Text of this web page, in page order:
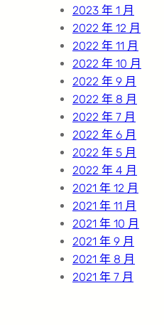
2023 年 1 月
2022 年 12 月
2022 年 11 月
2022 年 10 月
2022 年 9 月
2022 年 8 月
2022 年 7 月
2022 年 6 月
2022 年 5 月
2022 年 4 月
2021 年 12 月
2021 年 11 月
2021 年 10 月
2021 年 9 月
2021 年 8 月
2021 年 7 月